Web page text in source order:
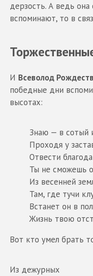
дерзость. А ведь она
вспоминают, то в
И Всеволод
победные дни
высотах:
Знаю — в сотый
Проходя у
Отвести
Ты не сможешь
Из весенней
Там, где тучи
Встанет он в
Жизнь твою
Вот кто умел брать
Из дежурных